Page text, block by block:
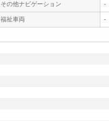
その他ナビゲーション -
福祉車両
-